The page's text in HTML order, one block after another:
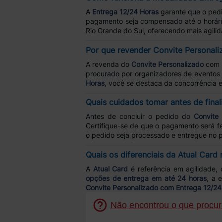
A Entrega 12/24 Horas garante que o
pagamento seja compensado até o
Rio Grande do Sul, oferecendo mais
Por que revender Convite
A revenda do Convite Personalizado com
procurado por organizadores de
Horas , você se destaca da
Quais cuidados tomar antes de
Antes de concluir o pedido do Convite
Certifique-se de que o pagamento será
o pedido seja processado e entregue no
Quais os diferenciais da Atual
A Atual Card é referência em agilidade,
opções de entrega em até 24 horas , a
Convite Personalizado com Entrega 12/
Não encontrou o que